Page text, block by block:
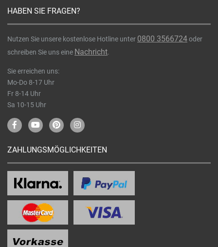
HABEN SIE FRAGEN?
Nutzen Sie unsere kostenlose Hotline unter 0800 3566724oder
schreiben Sie uns eine Nachricht.
Sie erreichen uns:
Mo-Do 8-17 Uhr
Fr 8-14 Uhr
Sa 10-15 Uhr
ZAHLUNGSMÖGLICHKEITEN